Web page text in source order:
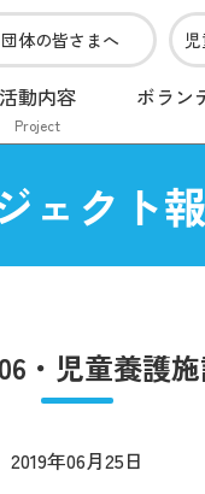
体の皆さまへ
活動内容
Project
ボラン
ェクト
・児童養護
2019年06月25日